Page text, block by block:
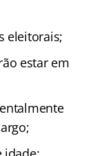
eleitorais;
estar em